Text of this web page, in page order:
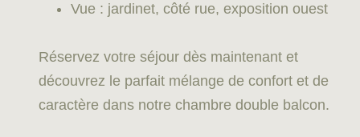
Vue : jardinet, côté rue, exposition ouest
Réservez votre séjour dès maintenant et
découvrez le parfait mélange de confort et de
caractère dans notre chambre double balcon.